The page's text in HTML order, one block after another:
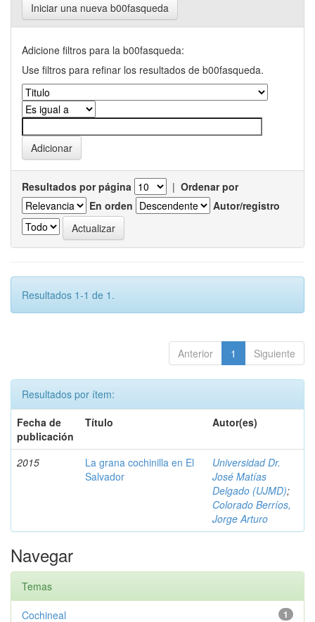
Iniciar una nueva b00fasqueda
Adicione filtros para la b00fasqueda:
Use filtros para refinar los resultados de b00fasqueda.
Resultados por página | Ordenar por
En orden
Autor/registro
Resultados 1-1 de 1.
Anterior 1 Siguiente
Resultados por ítem:
Fecha de
publicación
Título Autor(es)
2015
La grana cochinilla en El
Salvador
Universidad Dr.
José Matías
Delgado (UJMD);
Colorado Berríos,
Jorge Arturo
Navegar
Temas
1
Cochineal